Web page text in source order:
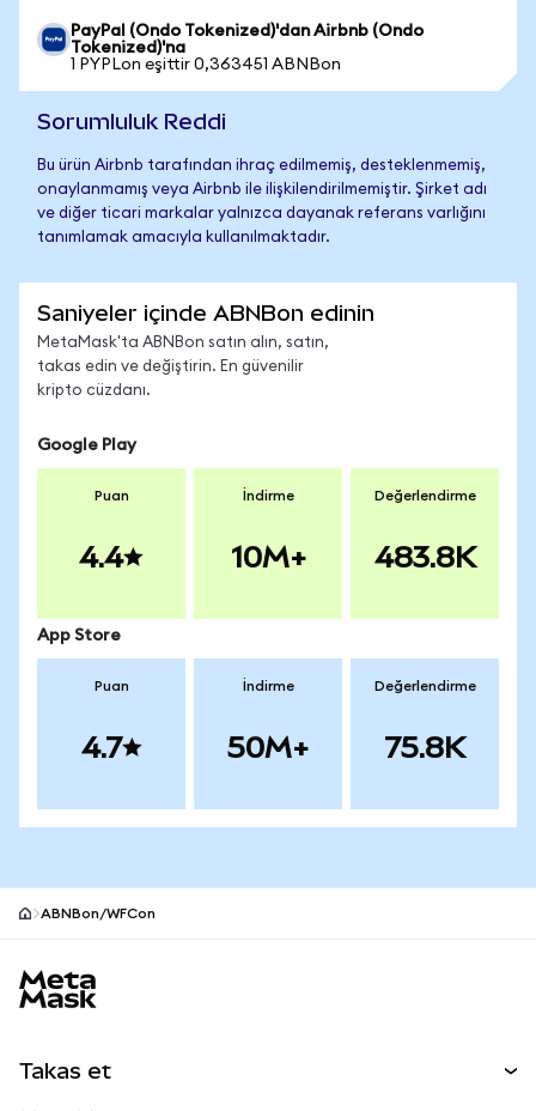
PayPal (Ondo Tokenized)'dan Airbnb (Ondo
Tokenized)'na
1 PYPLon eşittir 0,363451 ABNBon
Sorumluluk Reddi
Bu ürün Airbnb tarafından ihraç edilmemiş, desteklenmemiş,
onaylanmamış veya Airbnb ile ilişkilendirilmemiştir. Şirket adı
ve diğer ticari markalar yalnızca dayanak referans varlığını
tanımlamak amacıyla kullanılmaktadır.
Saniyeler içinde ABNBon edinin
MetaMask'ta ABNBon satın alın, satın,
takas edin ve değiştirin. En güvenilir
kripto cüzdanı.
Google Play
Puan
4.4
İndirme
10M+
Değerlendirme
483.8K
App Store
Puan
4.7
İndirme
50M+
Değerlendirme
75.8K
ABNBon/WFCon
Takas et